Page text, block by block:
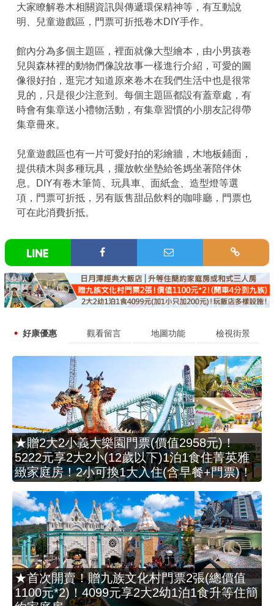
大家瞭解卷木相關資訊與傳遞環保精神等，有互動說
明、兒童遊戲區，門票可折抵卷木DIY手作。
館內分為多個主題區，裡面就像大型繪本，由小男孩卷
兒與森林裡的動物們像說故事一樣進行介紹，可愛的圖
像很好拍，逛完才知道原來卷木在我們生活中也是很常
見的，只是很少注意到。每個主題區都設有蓋章處，有
時會有集章送小禮物活動，有集章習慣的小朋友記得帶
集章冊來。
兒童遊戲區也有一片可愛好拍的彩繪牆，木地板鋪面，
提供積木與多種玩具，擺放軟坐墊給爸媽坐著陪伴休
息。DIY有卷木筆筒、玩具車、面紙盒、造型燈等選
項，門票可折抵，另有販售甜品飲料的咖啡廳，門票也
可在此消費折抵。
好康優惠 觀看留言 地圖功能 檢視街景
★贈2大2小義大樂園門票(價值2958元)！
5222元享2大2小(12歲以下)1泊1食住菁英雅
緻家庭房！2小可換1大入住(含早餐+門票)！
★首次開賣！贈九族文化村門票2張(總價值
1100元*2)！4099元享2大2幼1泊1食升等住簡